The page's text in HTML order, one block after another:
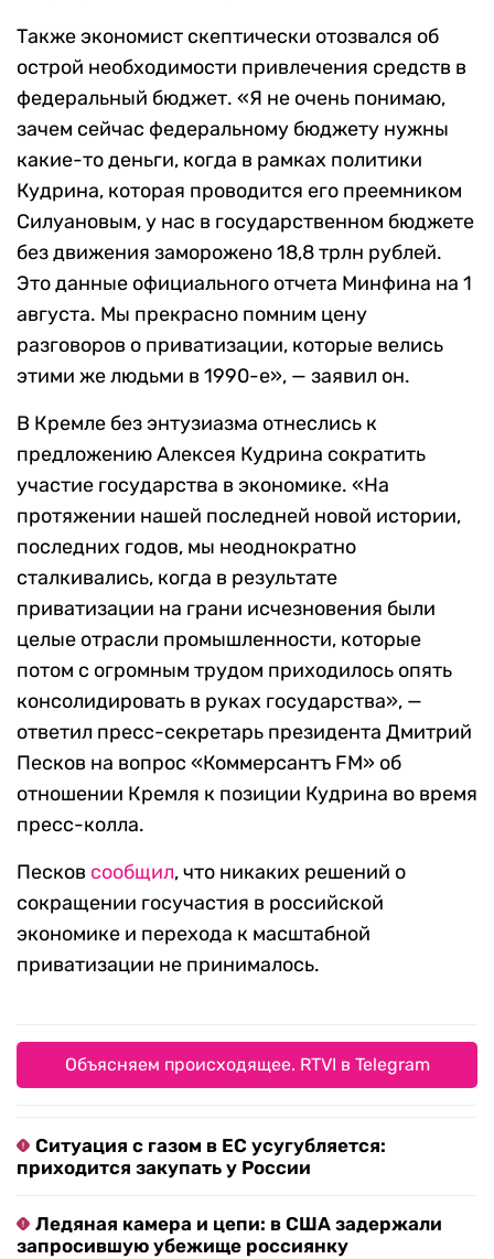
Также экономист скептически отозвался об
острой необходимости привлечения средств в
федеральный бюджет. «Я не очень понимаю,
зачем сейчас федеральному бюджету нужны
какие-то деньги, когда в рамках политики
Кудрина, которая проводится его преемником
Силуановым, у нас в государственном бюджете
без движения заморожено 18,8 трлн рублей.
Это данные официального отчета Минфина на 1
августа. Мы прекрасно помним цену
разговоров о приватизации, которые велись
этими же людьми в 1990-е», — заявил он.
В Кремле без энтузиазма отнеслись к
предложению Алексея Кудрина сократить
участие государства в экономике. ​​«На
протяжении нашей последней новой истории,
последних годов, мы неоднократно
сталкивались, когда в результате
приватизации на грани исчезновения были
целые отрасли промышленности, которые
потом с огромным трудом приходилось опять
консолидировать в руках государства», —
ответил пресс-секретарь президента Дмитрий
Песков на вопрос «Коммерсантъ FM» об
отношении Кремля к позиции Кудрина во время
пресс-колла.
Песков сообщил, что никаких решений о
сокращении госучастия в российской
экономике и перехода к масштабной
приватизации не принималось.
Объясняем происходящее. RTVI в Telegram
Ситуация с газом в ЕС усугубляется:
приходится закупать у России
Ледяная камера и цепи: в США задержали
запросившую убежище россиянку